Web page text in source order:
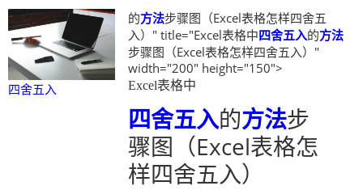
四舍五入
的方法步骤图（Excel表格怎样四舍五
入）" title="Excel表格中四舍五入的方法
步骤图（Excel表格怎样四舍五入）"
width="200" height="150">
Excel表格中
四舍五入的方法步
骤图（Excel表格怎
样四舍五入）